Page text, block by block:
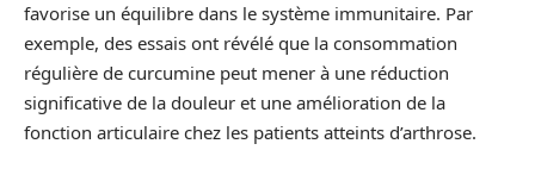
favorise un équilibre dans le système immunitaire. Par
exemple, des essais ont révélé que la consommation
régulière de curcumine peut mener à une réduction
significative de la douleur et une amélioration de la
fonction articulaire chez les patients atteints d’arthrose.